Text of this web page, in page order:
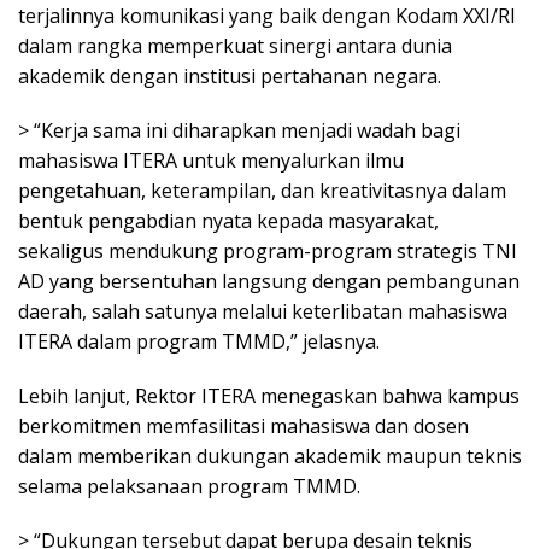
terjalinnya komunikasi yang baik dengan Kodam XXI/RI
dalam rangka memperkuat sinergi antara dunia
akademik dengan institusi pertahanan negara.
> “Kerja sama ini diharapkan menjadi wadah bagi
mahasiswa ITERA untuk menyalurkan ilmu
pengetahuan, keterampilan, dan kreativitasnya dalam
bentuk pengabdian nyata kepada masyarakat,
sekaligus mendukung program-program strategis TNI
AD yang bersentuhan langsung dengan pembangunan
daerah, salah satunya melalui keterlibatan mahasiswa
ITERA dalam program TMMD,” jelasnya.
Lebih lanjut, Rektor ITERA menegaskan bahwa kampus
berkomitmen memfasilitasi mahasiswa dan dosen
dalam memberikan dukungan akademik maupun teknis
selama pelaksanaan program TMMD.
> “Dukungan tersebut dapat berupa desain teknis